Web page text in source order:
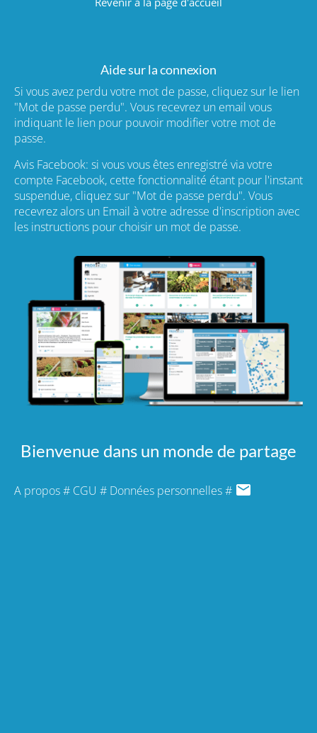
Aide sur la connexion
Si vous avez perdu votre mot de passe, cliquez sur le lien
"Mot de passe perdu". Vous recevrez un email vous
indiquant le lien pour pouvoir modifier votre mot de
passe.
Avis Facebook: si vous vous êtes enregistré via votre
compte Facebook, cette fonctionnalité étant pour l'instant
suspendue, cliquez sur "Mot de passe perdu". Vous
recevrez alors un Email à votre adresse d'inscription avec
les instructions pour choisir un mot de passe.
Bienvenue dans un monde de partage
A propos# CGU # Données personnelles#